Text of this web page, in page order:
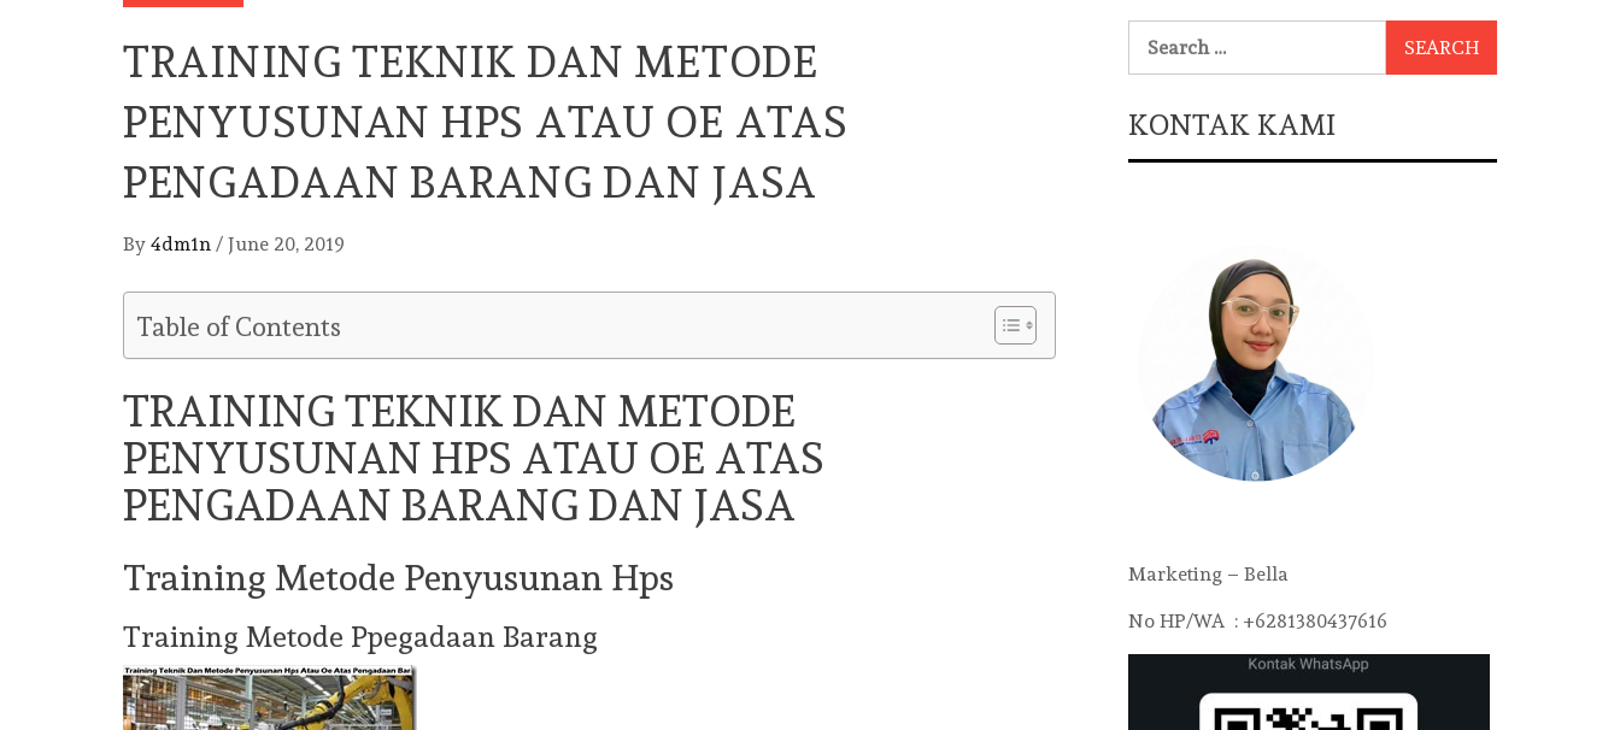
TRAINING TEKNIK DAN METODE
PENYUSUNAN HPS ATAU OE ATAS
PENGADAAN BARANG DAN JASA
By 4dm1n / June 20, 2019
Table of Contents
TRAINING TEKNIK DAN METODE
PENYUSUNAN HPS ATAU OE ATAS
PENGADAAN BARANG DAN JASA
Training Metode Penyusunan Hps
Training Metode Ppegadaan Barang
for:
KONTAK KAMI
Marketing – Bella
No HP/WA : +6281380437616